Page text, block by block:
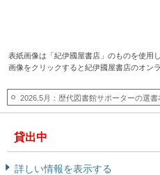
表紙画像は「紀伊國屋書店」のものを使用し
画像をクリックすると紀伊國屋書店のオン
2026.5月：歴代図書館サポーターの選書
貸出中
詳しい情報を表示する